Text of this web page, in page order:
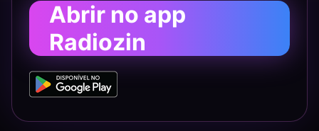
Abrir no app
Radiozin